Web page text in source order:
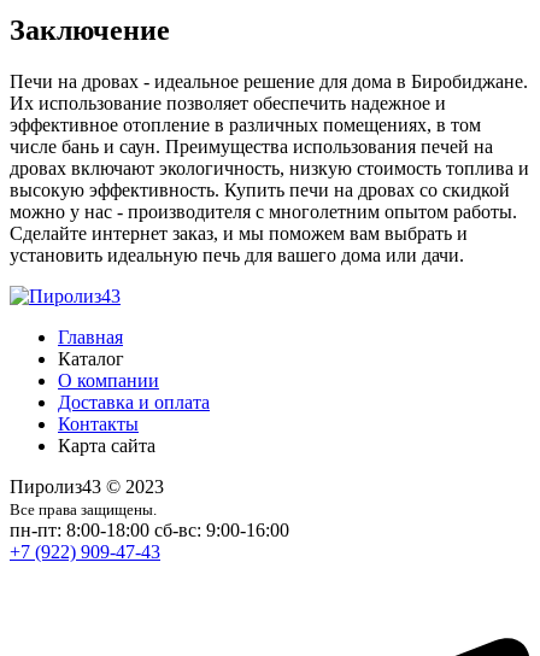
Заключение
Печи на дровах - идеальное решение для дома в Биробиджане.
Их использование позволяет обеспечить надежное и
эффективное отопление в различных помещениях, в том
числе бань и саун. Преимущества использования печей на
дровах включают экологичность, низкую стоимость топлива и
высокую эффективность. Купить печи на дровах со скидкой
можно у нас - производителя с многолетним опытом работы.
Сделайте интернет заказ, и мы поможем вам выбрать и
установить идеальную печь для вашего дома или дачи.
Главная
Каталог
О компании
Доставка и оплата
Контакты
Карта сайта
Пиролиз43 © 2023
Все права защищены.
пн-пт: 8:00-18:00 сб-вс: 9:00-16:00
+7 (922) 909-47-43